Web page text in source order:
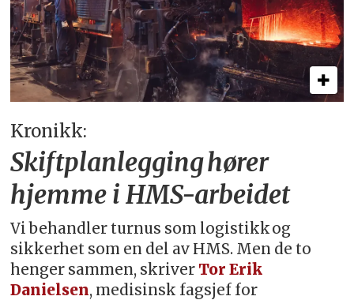
Kronikk:
Skiftplanlegging hører
hjemme i HMS-arbeidet
Vi behandler turnus som logistikk og
sikkerhet som en del av HMS. Men de to
henger sammen, skriver Tor Erik
Danielsen, medisinsk fagsjef for